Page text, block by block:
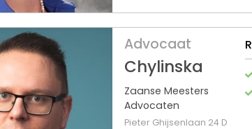
Advocaat
Chylinska
Zaanse Meesters
Advocaten
Pieter Ghijsenlaan 24 D